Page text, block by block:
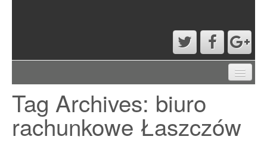
PRZYKŁADOWA STRONA
STRONA GŁÓWNA
Tag Archives: biuro
rachunkowe Łaszczów